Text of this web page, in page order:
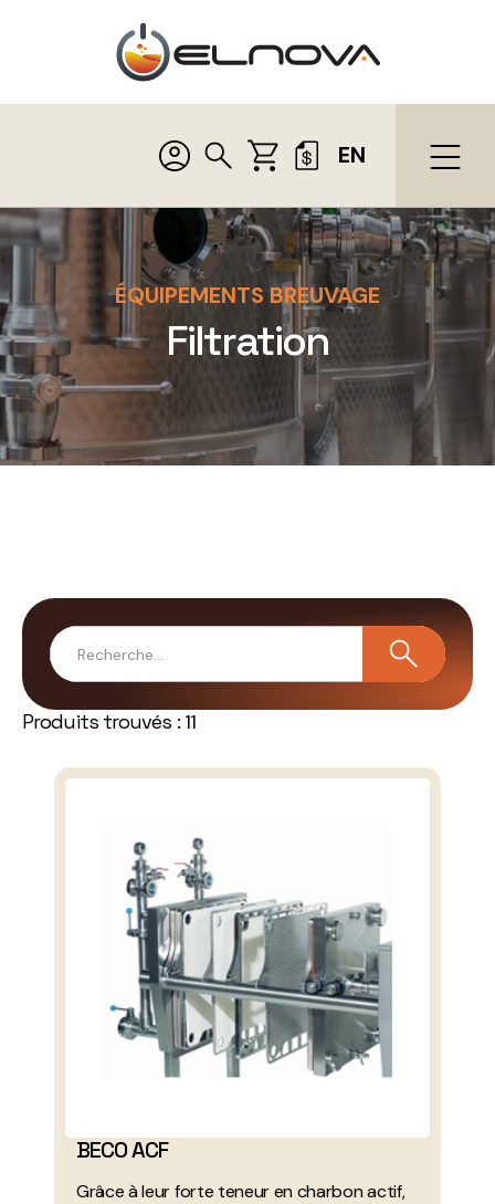
EN
ÉQUIPEMENTS BREUVAGE
Filtration
Produits trouvés : 11
BECO ACF
Grâce à leur forte teneur en charbon actif,